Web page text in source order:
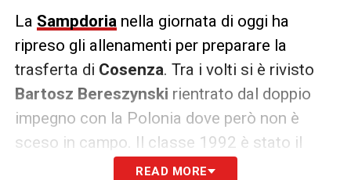
La Sampdorianella giornata di oggi ha
ripreso gli allenamenti per preparare la
trasferta di Cosenza. Tra i volti si è rivisto
Bartosz Bereszynski rientrato dal doppio
impegno con la Polonia dove però non è
sceso in campo. Il classe 1992 è stato il
primo dei nazionali a rientrare:
READ MORE